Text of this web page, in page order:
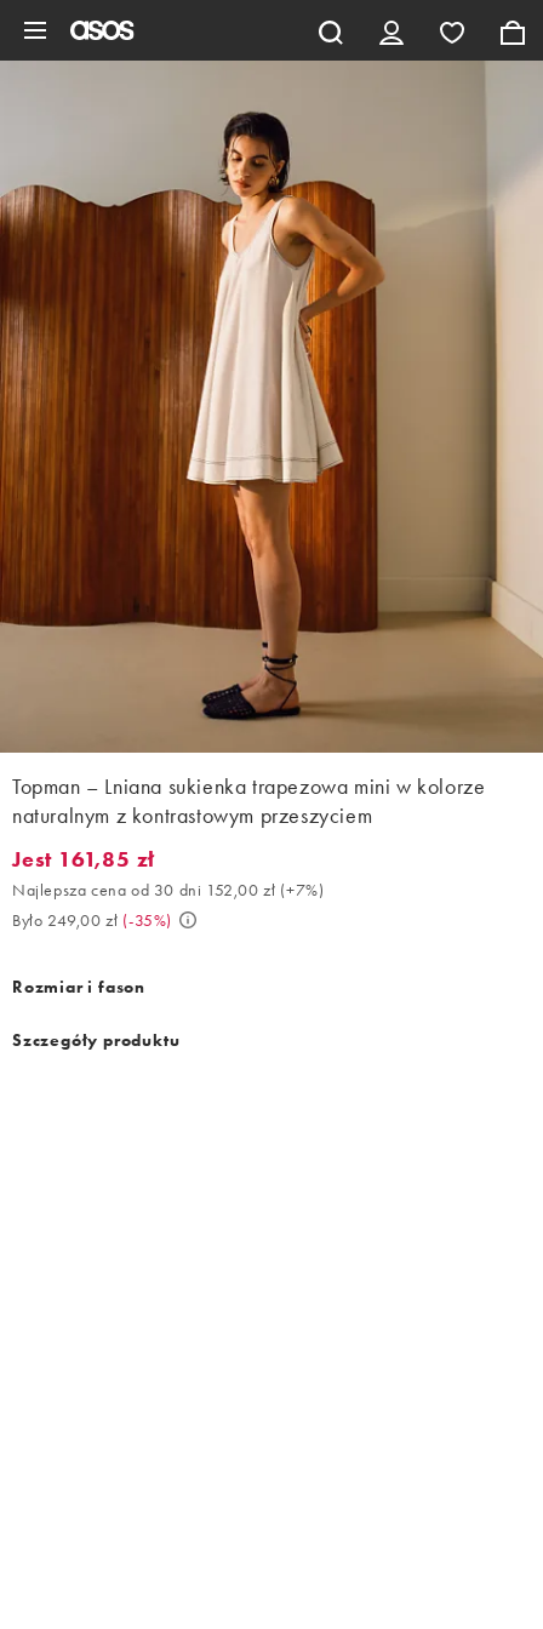
Topman – Lniana sukienka trapezowa mini w kolorze
naturalnym z kontrastowym przeszyciem
Jest 161,85 zł. Najlepsza cena od 30 dni 152,00 zł (+7%). Było
Jest 161,85 zł
Najlepsza cena od 30 dni 152,00 zł (+7%)
Było 249,00 zł (-35%)
Rozmiar i fason
Szczegóły produktu